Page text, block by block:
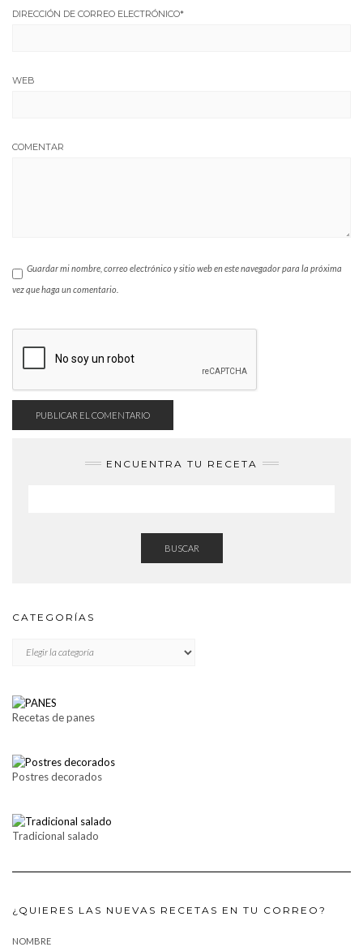
DIRECCIÓN DE CORREO ELECTRÓNICO*
WEB
COMENTAR
Guardar mi nombre, correo electrónico y sitio web en este navegador para la próxima
vez que haga un comentario.
ENCUENTRA TU RECETA
BUSCAR
CATEGORÍAS
Recetas de panes
Postres decorados
Tradicional salado
¿QUIERES LAS NUEVAS RECETAS EN TU CORREO?
NOMBRE